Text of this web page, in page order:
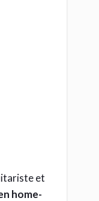
et
home-